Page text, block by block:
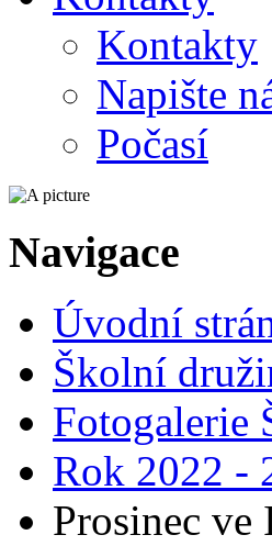
Kontakty
Napište
Počasí
Navigace
Úvodní
Školní
Fotogalerie
Rok 2022 -
Prosinec